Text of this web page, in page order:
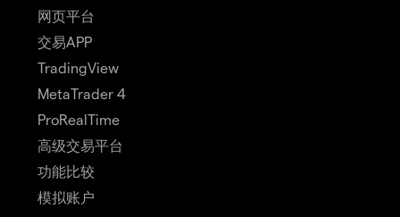
网页平台
交易APP
TradingView
MetaTrader 4
ProRealTime
高级交易平台
功能比较
模拟账户